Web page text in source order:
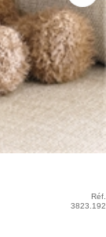
Réf.
3823.192